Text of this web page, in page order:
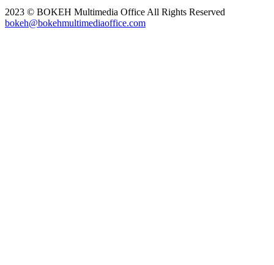
2023 © BOKEH Multimedia Office All Rights Reserved
bokeh@bokehmultimediaoffice.com